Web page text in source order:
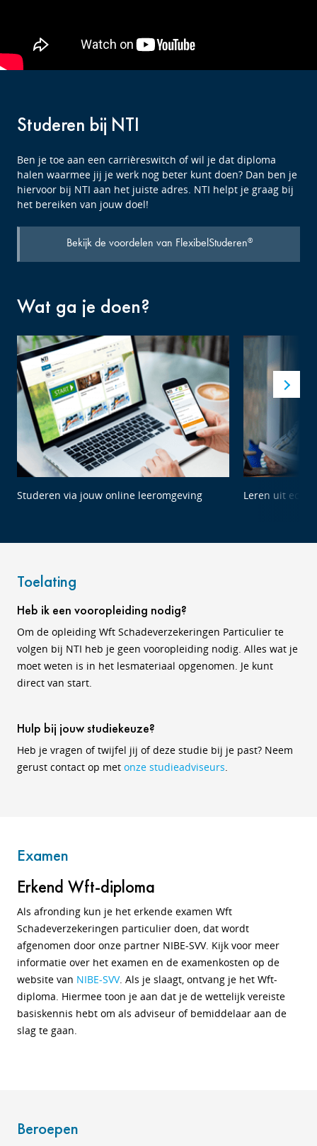
Studeren bij NTI
Ben je toe aan een carrièreswitch of wil je dat diploma
halen waarmee jij je werk nog beter kunt doen? Dan ben je
hiervoor bij NTI aan het juiste adres. NTI helpt je graag bij
het bereiken van jouw doel!
Bekijk de voordelen van FlexibelStuderen®
Wat ga je doen?
Studeren via jouw online leeromgeving Leren uit
Toelating
Heb ik een vooropleiding nodig?
Om de opleiding Wft Schadeverzekeringen Particulier te
volgen bij NTI heb je geen vooropleiding nodig. Alles wat je
moet weten is in het lesmateriaal opgenomen. Je kunt
direct van start.
Hulp bij jouw studiekeuze?
Heb je vragen of twijfel jij of deze studie bij je past? Neem
gerust contact op met onze studieadviseurs.
Examen
Erkend Wft-diploma
Als afronding kun je het erkende examen Wft
Schadeverzekeringen particulier doen, dat wordt
afgenomen door onze partner NIBE-SVV. Kijk voor meer
informatie over het examen en de examenkosten op de
website van NIBE-SVV. Als je slaagt, ontvang je het Wft-
diploma. Hiermee toon je aan dat je de wettelijk vereiste
basiskennis hebt om als adviseur of bemiddelaar aan de
slag te gaan.
Beroepen